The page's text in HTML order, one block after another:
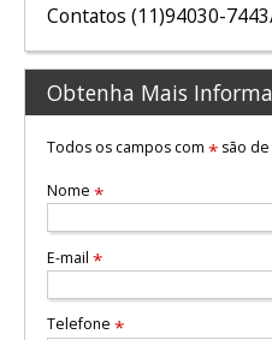
Contatos (11)94030-
Obtenha Mais
Todos os campos com *são de
Nome *
E-mail *
Telefone *